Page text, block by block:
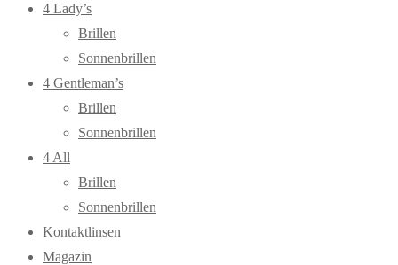
4 Lady’s
Brillen
Sonnenbrillen
4 Gentleman’s
Brillen
Sonnenbrillen
4 All
Brillen
Sonnenbrillen
Kontaktlinsen
Magazin